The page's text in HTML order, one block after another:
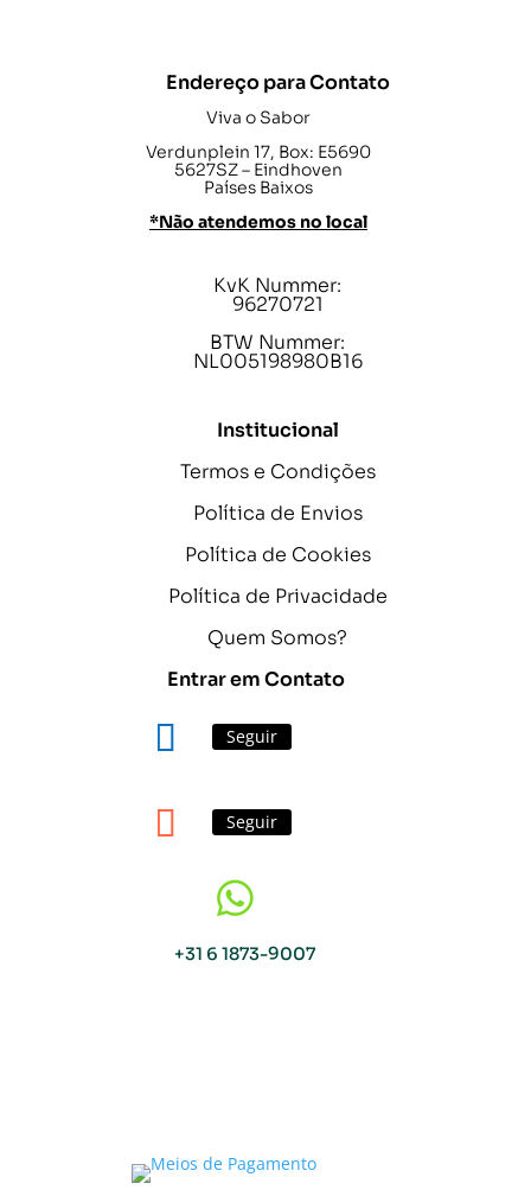
Endereço para Contato
Viva o Sabor
Verdunplein 17, Box: E5690
5627SZ – Eindhoven
Países Baixos
*Não atendemos no local
KvK Nummer:
96270721
BTW Nummer:
NL005198980B16
Institucional
Termos e Condições
Política de Envios
Política de Cookies
Política de Privacidade
Quem Somos?
Entrar em Contato
Seguir
Seguir

+31 6 1873-9007